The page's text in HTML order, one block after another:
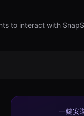
to interact with
一鍵安